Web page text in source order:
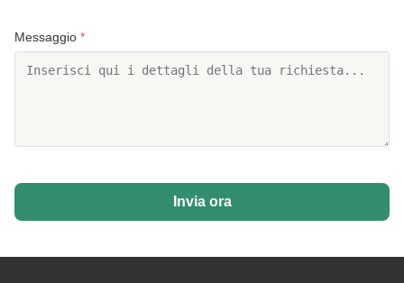
Messaggio *
Invia ora